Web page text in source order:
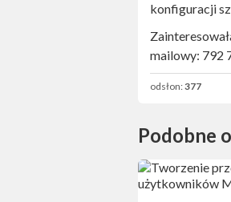
konfiguracji
mailowy: 792
odsłon:377
Podobne